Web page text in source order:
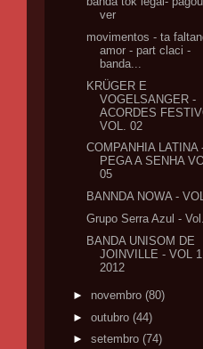
ver
movimentos - ta
amor - part claci -
banda...
KRÜGER E
VOGELSANGER -
ACORDES
VOL. 02
COMPANHIA LATINA
PEGA A SENHA
05
BANNDA NOWA -
Grupo Serra Azul -
BANDA UNISOM DE
JOINVILLE - VOL
2012
► novembro (80)
► outubro (44)
► setembro (74)